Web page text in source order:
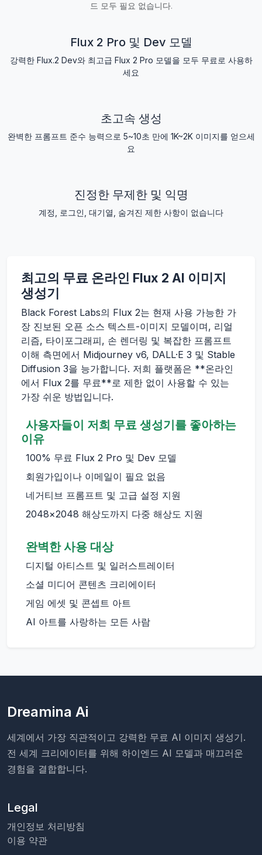
드 모두 필요 없습니다.
Flux 2 Pro 및 Dev 모델
강력한 Flux.2 Dev와 최고급 Flux 2 Pro 모델을 모두 무료로 사용하
세요
초고속 생성
완벽한 프롬프트 준수 능력으로 5~10초 만에 1K~2K 이미지를 얻으세
요
진정한 무제한 및 익명
계정, 로그인, 대기열, 숨겨진 제한 사항이 없습니다
최고의 무료 온라인 Flux 2 AI 이미지
생성기
Black Forest Labs의 Flux 2는 현재 사용 가능한 가
장 진보된 오픈 소스 텍스트-이미지 모델이며, 리얼
리즘, 타이포그래피, 손 렌더링 및 복잡한 프롬프트
이해 측면에서 Midjourney v6, DALL·E 3 및 Stable
Diffusion 3을 능가합니다. 저희 플랫폼은 **온라인
에서 Flux 2를 무료**로 제한 없이 사용할 수 있는
가장 쉬운 방법입니다.
사용자들이 저희 무료 생성기를 좋아하는
이유
100% 무료 Flux 2 Pro 및 Dev 모델
회원가입이나 이메일이 필요 없음
네거티브 프롬프트 및 고급 설정 지원
2048×2048 해상도까지 다중 해상도 지원
완벽한 사용 대상
디지털 아티스트 및 일러스트레이터
소셜 미디어 콘텐츠 크리에이터
게임 에셋 및 콘셉트 아트
AI 아트를 사랑하는 모든 사람
Dreamina Ai
세계에서 가장 직관적이고 강력한 무료 AI 이미지 생성기.
전 세계 크리에이터를 위해 하이엔드 AI 모델과 매끄러운
경험을 결합합니다.
Legal
개인정보 처리방침
이용 약관